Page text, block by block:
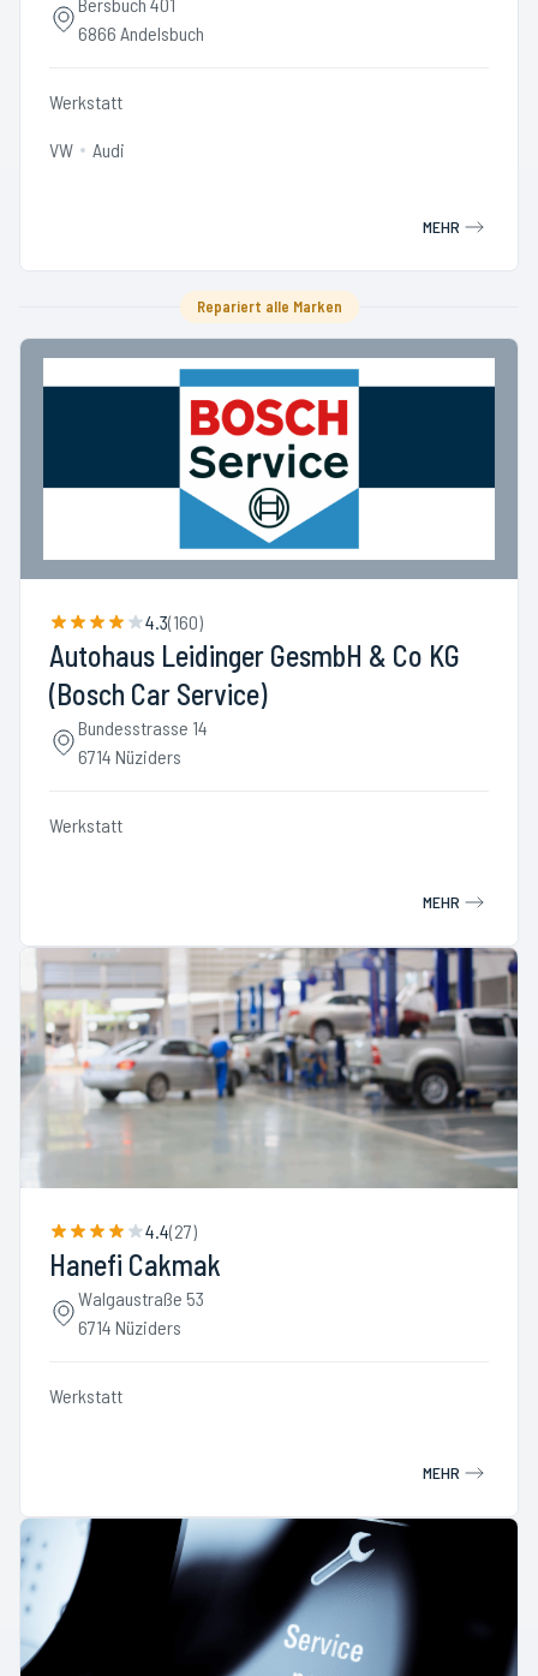
6866 Andelsbuch
Werkstatt
VW Audi
MEHR
Repariert alle Marken
4.3(160)
Autohaus Leidinger GesmbH & Co KG
(Bosch Car Service)
Bundesstrasse 14
6714 Nüziders
Werkstatt
MEHR
4.4(27)
Hanefi Cakmak
Walgaustraße 53
6714 Nüziders
Werkstatt
MEHR